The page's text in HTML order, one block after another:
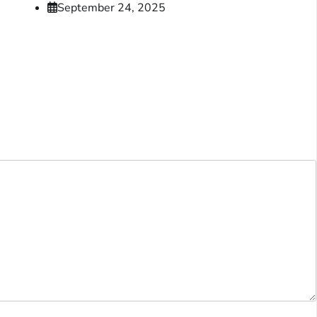
September 24, 2025